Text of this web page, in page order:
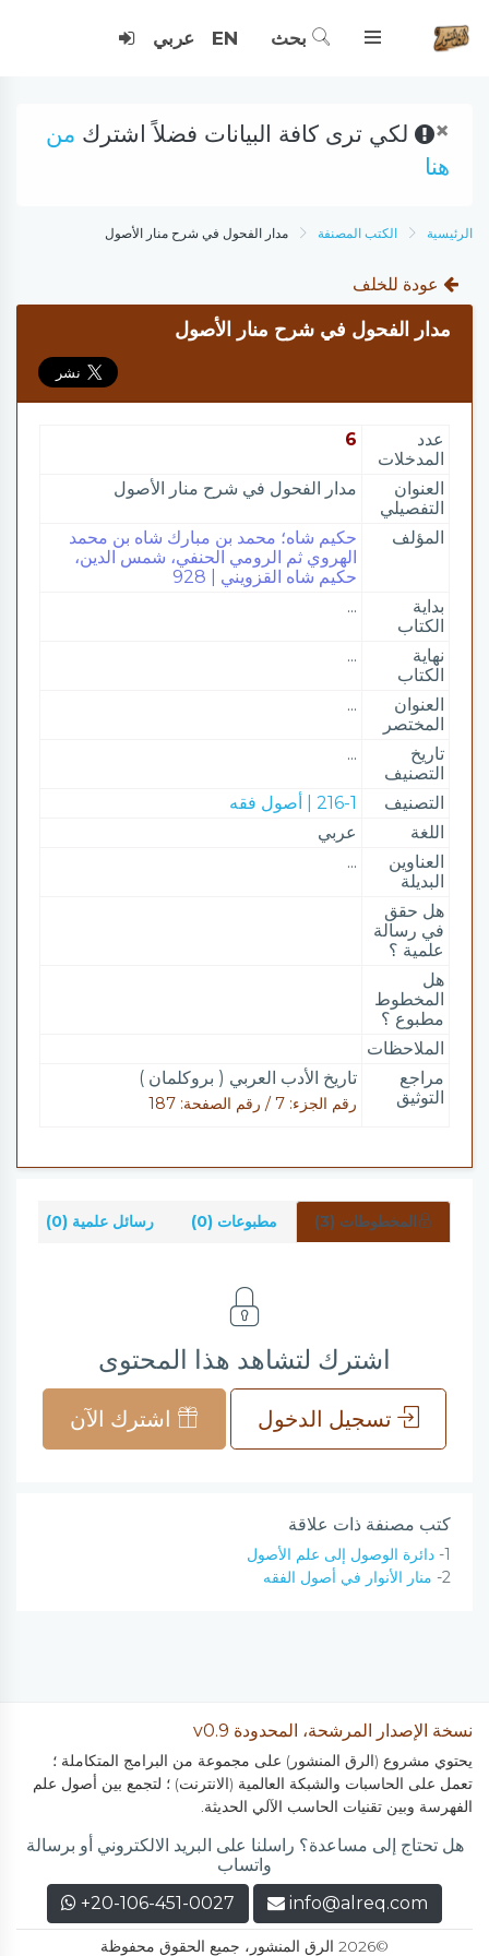
بحث EN عربي
× لكي ترى كافة البيانات فضلاً اشترك من
هنا
الرئيسية الكتب المصنفة مدار الفحول في شرح منار الأصول
عودة للخلف
مدار الفحول في شرح منار الأصول
عدد
المدخلات
6
العنوان
التفصيلي
مدار الفحول في شرح منار الأصول
المؤلف
حكيم شاه؛ محمد بن مبارك شاه بن محمد
الهروي ثم الرومي الحنفي، شمس الدين،
حكيم شاه القزويني | 928
بداية
الكتاب
...
نهاية
الكتاب
...
العنوان
المختصر
...
تاريخ
التصنيف
...
التصنيف
216-1 | أصول فقه
اللغة
عربي
العناوين
البديلة
...
هل حقق
في رسالة
علمية ؟
هل
المخطوط
مطبوع ؟
الملاحظات
مراجع
التوثيق
تاريخ الأدب العربي ( بروكلمان )
رقم الجزء: 7 / رقم الصفحة: 187
المخطوطات (3) مطبوعات (0) رسائل علمية (0)
اشترك لتشاهد هذا المحتوى
تسجيل الدخول اشترك الآن
كتب مصنفة ذات علاقة
1- دائرة الوصول إلى علم الأصول
2- منار الأنوار في أصول الفقه
نسخة الإصدار المرشحة، المحدودة v0.9
يحتوي مشروع (الرق المنشور) على مجموعة من البرامج المتكاملة ؛
تعمل على الحاسبات والشبكة العالمية (الانترنت) ؛ لتجمع بين أصول علم
الفهرسة وبين تقنيات الحاسب الآلي الحديثة.
هل تحتاج إلى مساعدة؟ راسلنا على البريد الالكتروني أو برسالة
واتساب
info@alreq.com
+20-106-451-0027
©2026 الرق المنشور، جميع الحقوق محفوظة